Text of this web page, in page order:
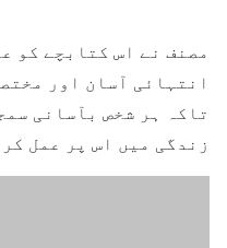
مصنف نے اس کتابچے کو
انتہائی آسان اور
تاکہ ہر شخص بآسانی
زندگی میں اس پر عمل کر